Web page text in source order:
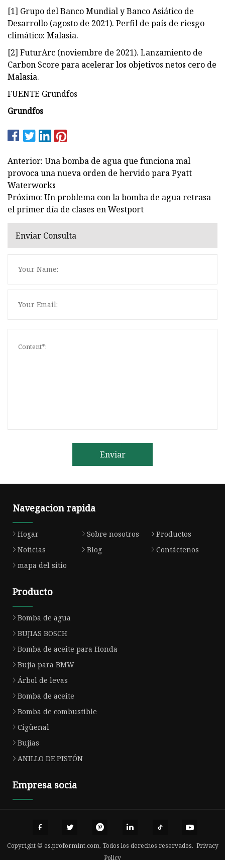
[1] Grupo del Banco Mundial y Banco Asiático de
Desarrollo (agosto de 2021). Perfil de país de riesgo
climático: Malasia.
[2] FuturArc (noviembre de 2021). Lanzamiento de
Carbon Score para acelerar los objetivos netos cero de
Malasia.
FUENTE Grundfos
Grundfos
Anterior: Una bomba de agua que funciona mal
provoca una nueva orden de hervido para Pyatt
Waterworks
Próximo: Un problema con la bomba de agua retrasa
el primer día de clases en Westport
Enviar Consulta
Enviar
Navegacion rapida
Hogar Sobre nosotros
Productos
Noticias
Blog
Contáctenos
mapa del sitio
Producto
Bomba de agua
BUJIAS BOSCH
Bomba de aceite para Honda
Bujía para BMW
Árbol de levas
Bomba de aceite
Bomba de combustible
Cigüeñal
Bujías
ANILLO DE PISTÓN
Empresa socia
Copyright © es.proformint.com, Todos los derechos reservados. Privacy
Policy